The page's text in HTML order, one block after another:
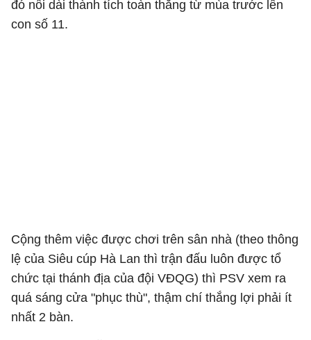
đó nối dài thành tích toàn thắng từ mùa trước lên
con số 11.
Cộng thêm việc được chơi trên sân nhà (theo thông
lệ của Siêu cúp Hà Lan thì trận đấu luôn được tổ
chức tại thánh địa của đội VĐQG) thì PSV xem ra
quá sáng cửa "phục thù", thậm chí thắng lợi phải ít
nhất 2 bàn.